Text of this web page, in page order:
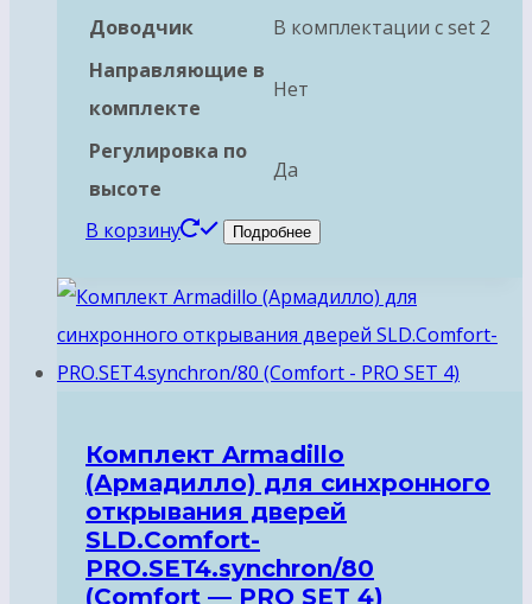
Доводчик
В комплектации с set 2
Направляющие в
комплекте
Нет
Регулировка по
высоте
Да
В корзину Подробнее
Комплект Armadillo
(Армадилло) для синхронного
открывания дверей
SLD.Comfort-
PRO.SET4.synchron/80
(Comfort — PRO SET 4)